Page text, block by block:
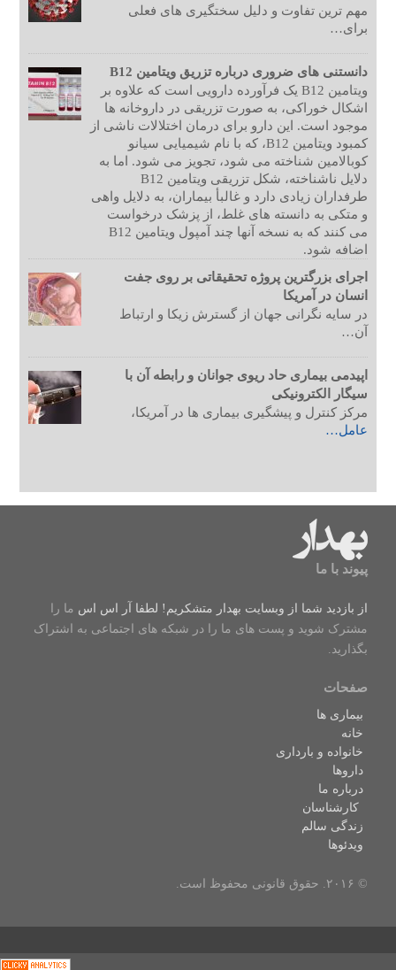
مهم ترین تفاوت و دلیل سختگیری های فعلی
برای…
دانستنی های ضروری درباره تزریق ویتامین B12
ویتامین B12 یک فرآورده دارویی است که علاوه بر
اشکال خوراکی، به صورت تزریقی در داروخانه ها
موجود است. این دارو برای درمان اختلالات ناشی از
کمبود ویتامین B12، که با نام شیمیایی سیانو
کوبالامین شناخته می شود، تجویز می شود. اما به
دلایل ناشناخته، شکل تزریقی ویتامین B12
طرفداران زیادی دارد و غالبأ بیماران، به دلایل واهی
و متکی به دانسته های غلط، از پزشک درخواست
می کنند که به نسخه آنها چند آمپول ویتامین B12
اضافه شود.
اجرای بزرگترین پروژه تحقیقاتی بر روی جفت
انسان در آمریکا
در سایه نگرانی جهان از گسترش زیکا و ارتباط
آن…
اپیدمی بیماری حاد ریوی جوانان و رابطه آن با
سیگار الکترونیکی
مرکز کنترل و پیشگیری بیماری ها در آمریکا،
عامل…
پیوند با ما
از بازدید شما از وبسایت بهدار متشکریم! لطفا آر اس اس ما را
مشترک شوید و پست های ما را در شبکه های اجتماعی به اشتراک
بگذارید.
صفحات
بیماری ها
خانه
خانواده و بارداری
داروها
درباره ما
کارشناسان
زندگی سالم
ویدئوها
© ۲۰۱۶. حقوق قانونی محفوظ است.